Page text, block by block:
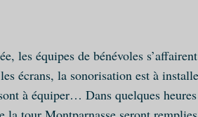
les équipes de bénévoles
écrans, la sonorisation est à
à équiper… Dans quelques